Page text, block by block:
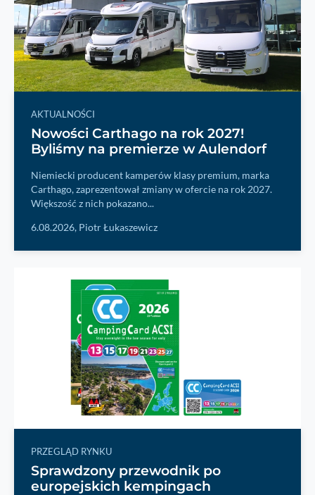
AKTUALNOŚCI
Nowości Carthago na rok 2027!
Byliśmy na premierze w Aulendorf
Niemiecki producent kamperów klasy premium, marka
Carthago, zaprezentował zmiany w ofercie na rok 2027.
Większość z nich pokazano...
6.08.2026, Piotr Łukaszewicz
PRZEGLĄD RYNKU
Sprawdzony przewodnik po
europejskich kempingach